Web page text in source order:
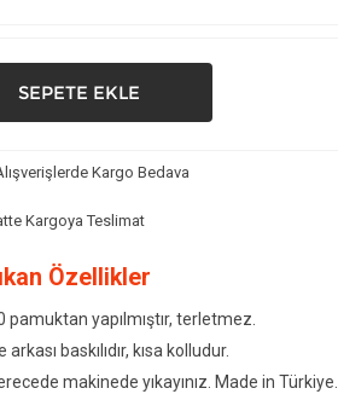
Kargo Bedava
Kargoya Teslimat
Özellikler
pamuktan yapılmıştır, terletmez.
arkası baskılıdır, kısa kolludur.
makinede yıkayınız. Made in Türkiye.